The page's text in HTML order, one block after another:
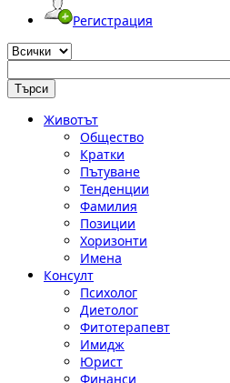
Регистрация
Животът
Общество
Кратки
Пътуване
Тенденции
Фамилия
Позиции
Хоризонти
Имена
Консулт
Психолог
Диетолог
Фитотерапевт
Имидж
Юрист
Финанси